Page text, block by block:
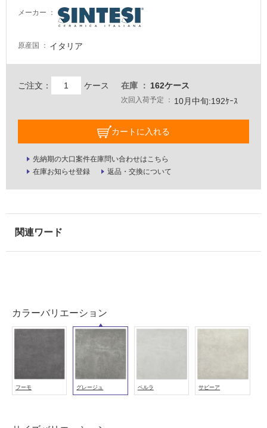
メーカー
原産国 イタリア
ご注文： ケース 在庫 162ケース
次回入荷予定 10月中旬:192ｹｰｽ
カートに入れる
先納期の大口案件在庫問い合わせはこちら
在庫お知らせ登録
返品・交換について
カラーバリエーション
フーモ グレージュ ペルラ サビーア
い
屋
屋
壁・
可
能
冷
地
用
不